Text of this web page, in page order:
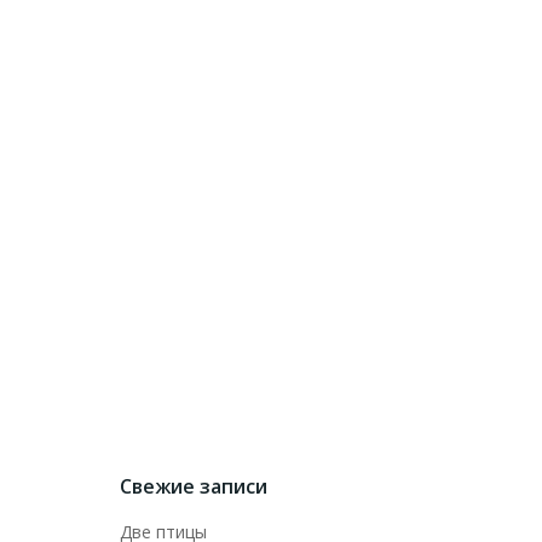
Свежие записи
Две птицы